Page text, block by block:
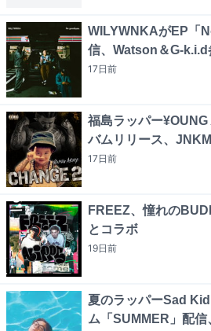
WILYWNKAがEP「
信、Watson＆G-k.i.d
17日前
福島ラッパー
バムリリース、
17日前
FREEZ、憧れの
とコラボ
19日前
夏のラッパーSad
ム「SUMMER」配